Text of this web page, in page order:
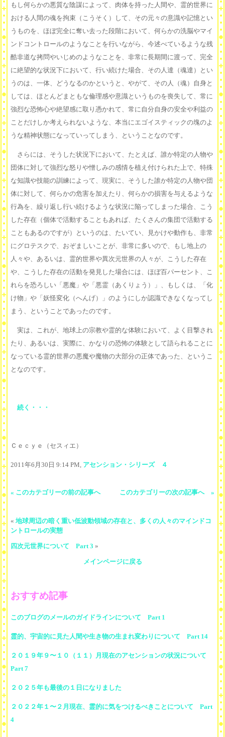
もし何らかの悪質な陰謀によって、肉体を持った人間や、霊的世界に
おける人間の魂を拘束（こうそく）して、その元々の意識や記憶とい
うものを、ほぼ完全に奪い去った段階において、何らかの洗脳やマイ
ンドコントロールのようなことを行いながら、今述べているような残
酷非道な拷問やいじめのようなことを、非常に長期間に渡って、完全
に絶望的な状況下において、行い続けた場合、その人達（魂達）とい
うのは、一体、どうなるのかというと、やがて、その人（魂）自身と
しては、ほとんどまともな倫理感や意識というものを喪失して、常に
強烈な恐怖心や絶望感に取り憑かれて、常に自分自身の安全や利益の
ことだけしか考えられないような、本当にエゴイスティックの塊のよ
うな精神状態になっていってしまう、ということなのです。
さらには、そうした状況下において、たとえば、誰か特定の人物や
団体に対して強烈な怒りや憎しみの感情を植え付けられた上で、特殊
な知識や技能の訓練によって、現実に、そうした誰か特定の人物や団
体に対して、何らかの危害を加えたり、何らかの損害を与えるような
行為を、繰り返し行い続けるような状況に陥ってしまった場合、こう
した存在（個体で活動することもあれば、たくさんの集団で活動する
こともあるのですが）というのは、たいてい、見かけや動作も、非常
にグロテスクで、おぞましいことが、非常に多いので、もし地上の
人々や、あるいは、霊的世界や異次元世界の人々が、こうした存在
や、こうした存在の活動を発見した場合には、ほぼ百パーセント、こ
れらを恐ろしい「悪魔」や「悪霊（あくりょう）」、もしくは、「化
け物」や「妖怪変化（へんげ）」のようにしか認識できなくなってし
まう、ということであったのです。
実は、これが、地球上の宗教や霊的な体験において、よく目撃され
たり、あるいは、実際に、かなりの恐怖の体験として語られることに
なっている霊的世界の悪魔や魔物の大部分の正体であった、というこ
となのです。
続く・・・
Ｃｅｃｙｅ（セスィエ）
2011年6月30日 9:14 PM, アセンション・シリーズ ４
« このカテゴリーの前の記事へ このカテゴリーの次の記事へ »
« 地球周辺の暗く重い低波動領域の存在と、多くの人々のマインドコ
ントロールの実態
四次元世界について Part 3 »
メインページに戻る
おすすめ記事
このブログのメールのガイドラインについて Part 1
霊的、宇宙的に見た人間や生き物の生まれ変わりについて Part 14
２０１９年９〜１０（１１）月現在のアセンションの状況について
Part 7
２０２５年も最後の１日になりました
２０２２年１〜２月現在、霊的に気をつけるべきことについて Part
4